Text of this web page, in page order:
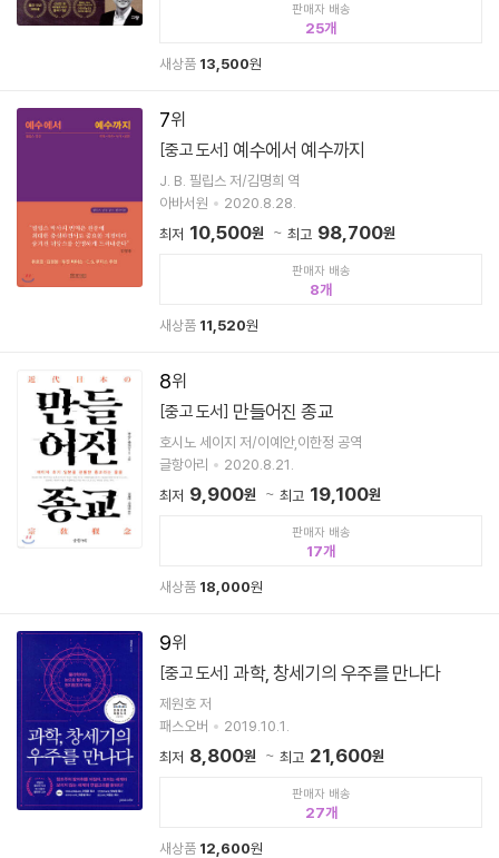
판매자 배송
25
새상품 13,500원
7
[중고 도서] 예수에서 예수까지
J. B. 필립스 저/김명희 역
아바서원
2020.8.28.
최저 10,500원 최고 98,700원
판매자 배송
8
새상품 11,520원
8
[중고 도서] 만들어진 종교
호시노 세이지 저/이예안,이한정 공역
글항아리
2020.8.21.
최저 9,900원 최고 19,100원
판매자 배송
17
새상품 18,000원
9
[중고 도서] 과학, 창세기의 우주를 만나다
제원호 저
패스오버
2019.10.1.
최저 8,800원 최고 21,600원
판매자 배송
27
새상품 12,600원